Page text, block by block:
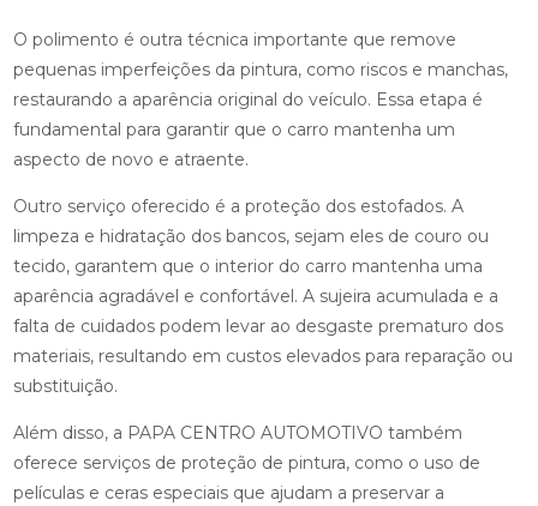
O polimento é outra técnica importante que remove
pequenas imperfeições da pintura, como riscos e manchas,
restaurando a aparência original do veículo. Essa etapa é
fundamental para garantir que o carro mantenha um
aspecto de novo e atraente.
Outro serviço oferecido é a proteção dos estofados. A
limpeza e hidratação dos bancos, sejam eles de couro ou
tecido, garantem que o interior do carro mantenha uma
aparência agradável e confortável. A sujeira acumulada e a
falta de cuidados podem levar ao desgaste prematuro dos
materiais, resultando em custos elevados para reparação ou
substituição.
Além disso, a PAPA CENTRO AUTOMOTIVO também
oferece serviços de proteção de pintura, como o uso de
películas e ceras especiais que ajudam a preservar a